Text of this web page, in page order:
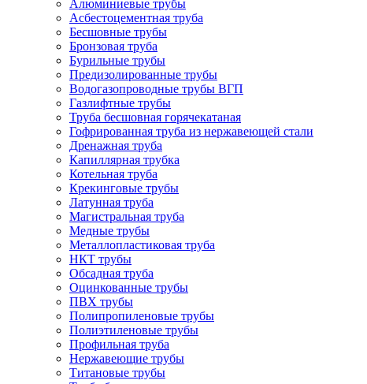
Алюминиевые трубы
Асбестоцементная труба
Бесшовные трубы
Бронзовая труба
Бурильные трубы
Предизолированные трубы
Водогазопроводные трубы ВГП
Газлифтные трубы
Труба бесшовная горячекатаная
Гофрированная труба из нержавеющей стали
Дренажная труба
Капиллярная трубка
Котельная труба
Крекинговые трубы
Латунная труба
Магистральная труба
Медные трубы
Металлопластиковая труба
НКТ трубы
Обсадная труба
Оцинкованные трубы
ПВХ трубы
Полипропиленовые трубы
Полиэтиленовые трубы
Профильная труба
Нержавеющие трубы
Титановые трубы